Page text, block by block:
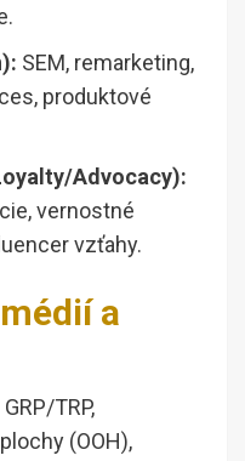
SEM, remarketing,
produktové
Advocacy):
vernostné
vzťahy.
a
TRP,
(OOH),